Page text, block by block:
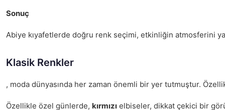
Sonuç
Abiye kıyafetlerde doğru renk seçimi, etkinliğin atmosferini
Klasik Renkler
, moda dünyasında her zaman önemli bir yer tutmuştur.
Özellikle özel günlerde, kırmızı elbiseler, dikkat çekici bir